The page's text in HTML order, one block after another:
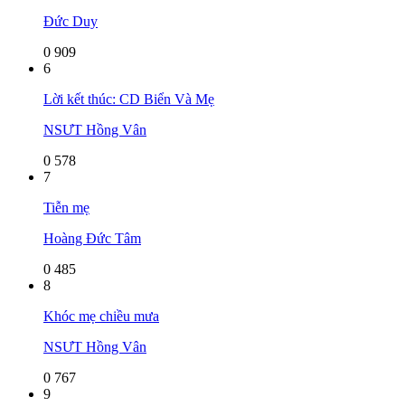
Đức Duy
0 909
6
Lời kết thúc: CD Biển Và Mẹ
NSƯT Hồng Vân
0 578
7
Tiễn mẹ
Hoàng Đức Tâm
0 485
8
Khóc mẹ chiều mưa
NSƯT Hồng Vân
0 767
9